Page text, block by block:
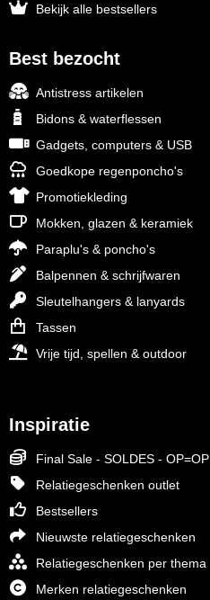
Bekijk alle bestsellers
Best bezocht
Antistress artikelen
Bidons & waterflessen
Gadgets, computers & USB
Goedkope regenponcho's
Promotiekleding
Mokken, glazen & keramiek
Paraplu's & poncho's
Balpennen & schrijfwaren
Sleutelhangers & lanyards
Tassen
Vrije tijd, spellen & outdoor
Inspiratie
Final Sale - SOLDES - OP=OP
Relatiegeschenken outlet
Bestsellers
Nieuwste relatiegeschenken
Relatiegeschenken per thema
Merken relatiegeschenken